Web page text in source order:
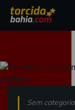
Sem categoria